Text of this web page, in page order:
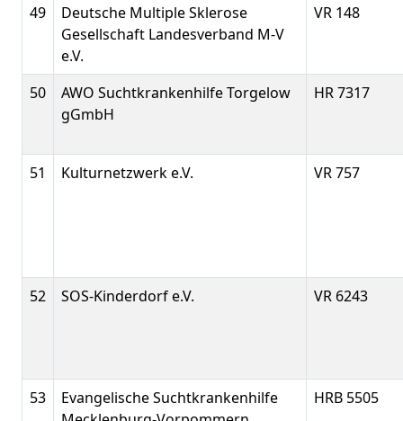
49
Deutsche Multiple Sklerose
Gesellschaft Landesverband M-V
e.V.
VR 148
50
AWO Suchtkrankenhilfe Torgelow
gGmbH
HR 7317
51 Kulturnetzwerk e.V. VR 757
52 SOS-Kinderdorf e.V. VR 6243
53
Evangelische Suchtkrankenhilfe
HRB 5505